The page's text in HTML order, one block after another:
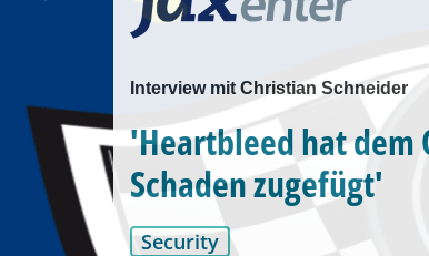
Interview mit Christian Schneider
'Heartbleed hat dem
Schaden zugefügt'
Security